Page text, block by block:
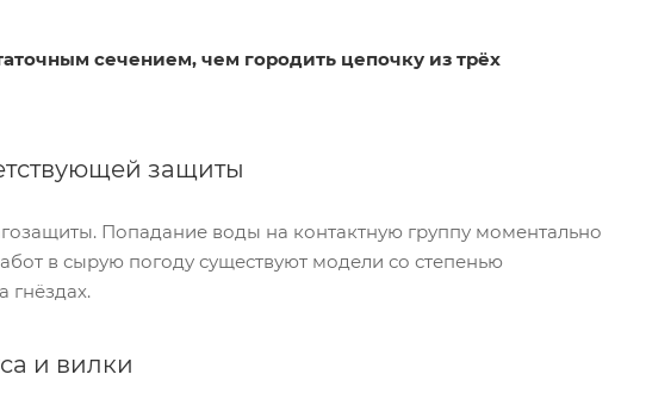
сечением, чем городить цепочку из трёх
защиты
Попадание воды на контактную группу моментально
в сырую погоду существуют модели со степенью
и вилки